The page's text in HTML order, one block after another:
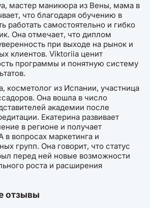
мастер маникюра из Вены, мама в
что благодаря обучению в
работать самостоятельно и гибко
Она отмечает, что диплом
при выходе на рынок и
клиентов. Viktoriia ценит
программы и понятную систему
косметолог из Испании, участница
Она вошла в число
академии после
Екатерина развивает
в регионе и получает
в вопросах маркетинга и
групп. Она говорит, что статус
перед ней новые возможности
роста и расширения
отзывы